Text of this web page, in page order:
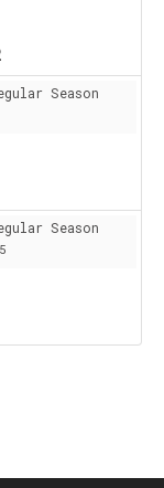
Season
Season